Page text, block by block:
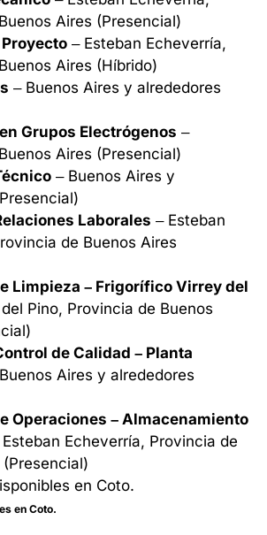
Aires (Presencial)
– Esteban Echeverría,
Aires (Híbrido)
– Buenos Aires y alrededores
Grupos Electrógenos –
Aires (Presencial)
– Buenos Aires y
Laborales – Esteban
de Buenos Aires
Limpieza – Frigorífico Virrey del
Pino, Provincia de Buenos
de Calidad – Planta
Aires y alrededores
Operaciones – Almacenamiento
Esteban Echeverría, Provincia de
en Coto.